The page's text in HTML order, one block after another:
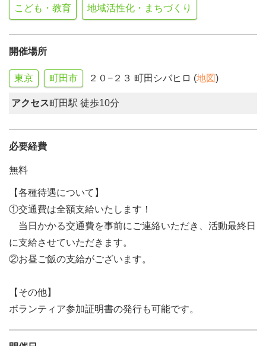
こども・教育 地域活性化・まちづくり
開催場所
東京 町田市 ２０−２３ 町田シバヒロ (地図)
アクセス町田駅 徒歩10分
必要経費
無料
【各種待遇について】
①交通費は全額支給いたします！
当日かかる交通費を事前にご連絡いただき、活動最終日
に支給させていただきます。
②お昼ご飯の支給がございます。
【その他】
ボランティア参加証明書の発行も可能です。